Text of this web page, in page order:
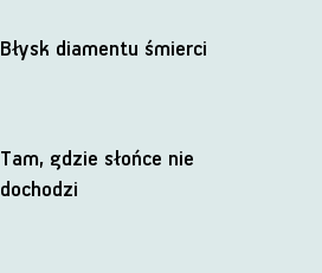
Błysk diamentu śmierci
Tam, gdzie słońce nie
dochodzi